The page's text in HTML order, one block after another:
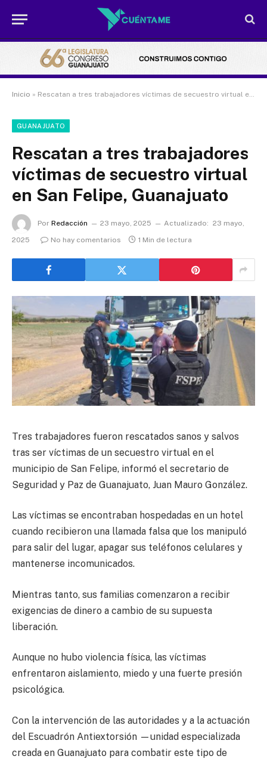
Inicio » Rescatan a tres trabajadores víctimas de secuestro virtual en San Felipe, Guanajuato
GUANAJUATO
Rescatan a tres trabajadores
víctimas de secuestro virtual
en San Felipe, Guanajuato
Por Redacción 23 mayo, 2025 Actualizado: 23 mayo,
2025
No hay comentarios 1 Min de lectura
Tres trabajadores fueron rescatados sanos y salvos
tras ser víctimas de un secuestro virtual en el
municipio de San Felipe, informó el secretario de
Seguridad y Paz de Guanajuato, Juan Mauro González.
Las víctimas se encontraban hospedadas en un hotel
cuando recibieron una llamada falsa que los manipuló
para salir del lugar, apagar sus teléfonos celulares y
mantenerse incomunicados.
Mientras tanto, sus familias comenzaron a recibir
exigencias de dinero a cambio de su supuesta
liberación.
Aunque no hubo violencia física, las víctimas
enfrentaron aislamiento, miedo y una fuerte presión
psicológica.
Con la intervención de las autoridades y a la actuación
del Escuadrón Antiextorsión —unidad especializada
creada en Guanajuato para combatir este tipo de